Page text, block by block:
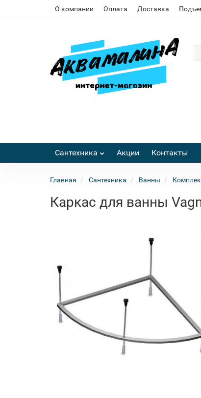
О компании Оплата Доставка
Сантехника Акции Контакты
Главная Сантехника Ванны
Каркас для ванны